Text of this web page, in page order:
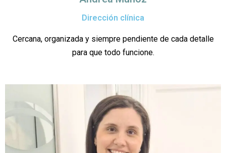
Dirección clínica
Cercana, organizada y siempre pendiente de cada detalle
para que todo funcione.